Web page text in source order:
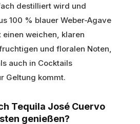
destilliert wird und
100 % blauer Weber-Agave
einen weichen, klaren
und floralen Noten,
auch in Cocktails
Geltung kommt.
Tequila José Cuervo
genießen?